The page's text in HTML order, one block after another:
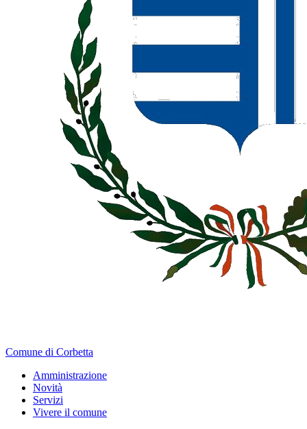
Comune di Corbetta
Amministrazione
Novità
Servizi
Vivere il comune